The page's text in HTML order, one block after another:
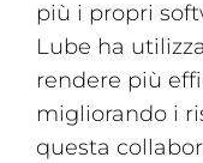
più i propri
Lube ha
rendere più
migliorando i
questa